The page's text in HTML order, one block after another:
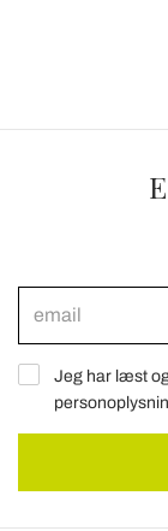
Jeg har læst